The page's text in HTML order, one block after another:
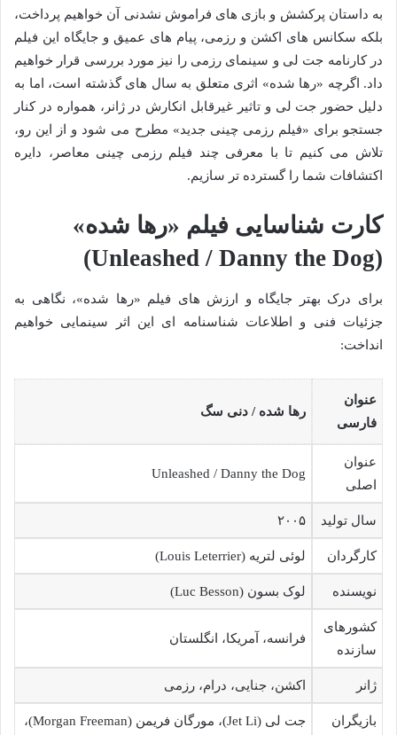
به داستان پرکشش و بازی های فراموش نشدنی آن خواهیم پرداخت،
بلکه سکانس های اکشن و رزمی، پیام های عمیق و جایگاه این فیلم
در کارنامه جت لی و سینمای رزمی را نیز مورد بررسی قرار خواهیم
داد. اگرچه «رها شده» اثری متعلق به سال های گذشته است، اما به
دلیل حضور جت لی و تاثیر غیرقابل انکارش در ژانر، همواره در کنار
جستجو برای «فیلم رزمی چینی جدید» مطرح می شود و از این رو،
تلاش می کنیم تا با معرفی چند فیلم رزمی چینی معاصر، دایره
اکتشافات شما را گسترده تر سازیم.
کارت شناسایی فیلم «رها شده»
(Unleashed / Danny the Dog)
برای درک بهتر جایگاه و ارزش های فیلم «رها شده»، نگاهی به
جزئیات فنی و اطلاعات شناسنامه ای این اثر سینمایی خواهیم
انداخت:
عنوان
فارسی
رها شده / دنی سگ
عنوان
اصلی
Unleashed / Danny the Dog
سال تولید ۲۰۰۵
کارگردان لوئی لتریه (Louis Leterrier)
نویسنده لوک بسون (Luc Besson)
کشورهای
سازنده
فرانسه، آمریکا، انگلستان
ژانر اکشن، جنایی، درام، رزمی
بازیگران
جت لی (Jet Li)، مورگان فریمن (Morgan Freeman)،